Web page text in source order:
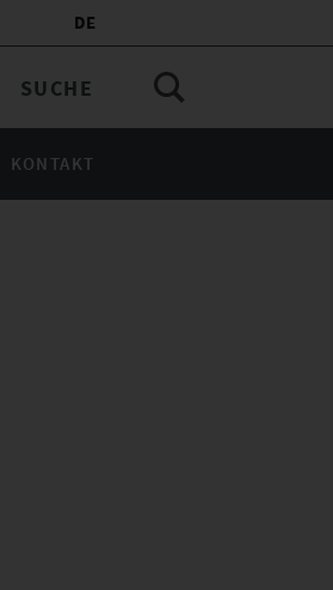
DE
KONTAKT
der Dialog geschlossen. Seine